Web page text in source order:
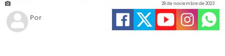
28 de noviembre de 2023
Por